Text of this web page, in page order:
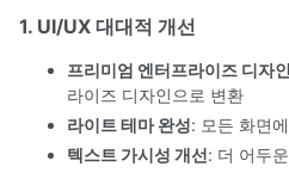
1. UI/UX 대대적 개선
프리미엄 엔터프라이즈 디자인
라이즈 디자인으로 변환
라이트 테마 완성: 모든 화면
텍스트 가시성 개선: 더 어두